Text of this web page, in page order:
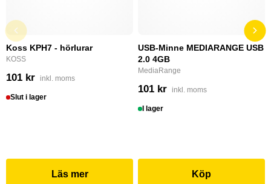
Koss KPH7 - hörlurar
KOSS
101 kr inkl. moms
Slut i lager
Läs mer
USB-Minne MEDIARANGE USB
2.0 4GB
MediaRange
101 kr inkl. moms
I lager
Köp